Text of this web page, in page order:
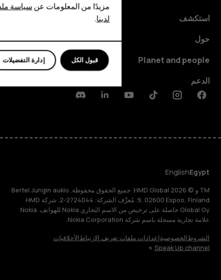
للأعمال
الأجهزة اللوحية
استكشف
حول
Planet and people
الدعم
Facebook
Instagram
Tiktok
Youtube
Linkedin
Discord
Egypt
English
TM و © 2026 HMD Global. جميع الحقوق محفوظة. Bertel Jungin aukio
9, 02600 Espoo, Finland. مُعرِّف الشركة: 2724044-2. شركة HMD
Global Oy حاصلة على ترخيص من الاسم التجاري Nokia للهواتف. Nokia
علامة تجارية مسجلة باسم شركة Nokia Corporation.
الشروطالخصوصيةإعدادات ملفات تعريف الارتباطالأخلاقيات
Speak Up channel
مزيدًا من المعلومات عنسياسة
لدينا.
إدارة التفضيلات قبول الكل